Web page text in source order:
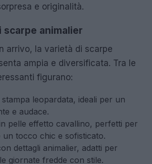
e originalità.
scarpe animalier
arrivo, la varietà di scarpe
ampia e diversificata. Tra le
figurano:
leopardata, ideali per un
e audace.
in pelle effetto cavallino, perfetti per
un tocco chic e sofisticato.
dettagli animalier, adatti per
giornate fredde con stile.